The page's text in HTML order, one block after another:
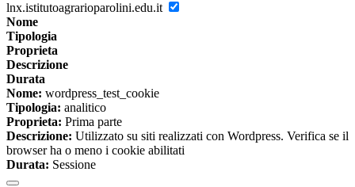
lnx.istitutoagrarioparolini.edu.it
Nome
Tipologia
Proprieta
Descrizione
Durata
Nome: wordpress_test_cookie
Tipologia: analitico
Proprieta: Prima parte
Descrizione: Utilizzato su siti realizzati con Wordpress. Verifica se il
browser ha o meno i cookie abilitati
Durata: Sessione